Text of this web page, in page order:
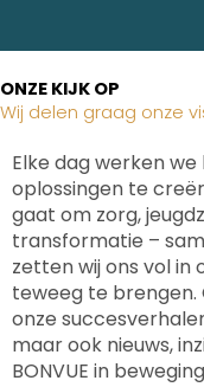
ONZE KIJK OP
Wij delen graag onze
Elke dag werken
oplossingen te
gaat om zorg,
transformatie –
zetten wij ons vol
teweeg te brengen.
onze
maar ook nieuws,
BONVUE in